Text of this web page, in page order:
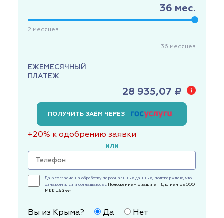
36 мес.
2 месяцев
36 месяцев
ЕЖЕМЕСЯЧНЫЙ
ПЛАТЕЖ
28 935,07 ₽
ПОЛУЧИТЬ ЗАЁМ ЧЕРЕЗ
+20% к одобрению заявки
или
Даю согласие на обработку персональных данных, подтверждаю, что
ознакомился и соглашаюсь с Положением о защите ПД клиентов ООО
МКК «Айва»
Вы из Крыма? Да Нет